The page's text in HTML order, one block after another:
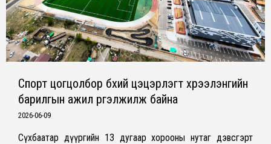
Спорт цогцолбор бүхий цэцэрлэгт хүрээлэнгийн
барилгын ажил үргэлжилж байна
2026-06-09
Сүхбаатар дүүргийн 13 дугаар хорооны нутаг дэвсгэрт